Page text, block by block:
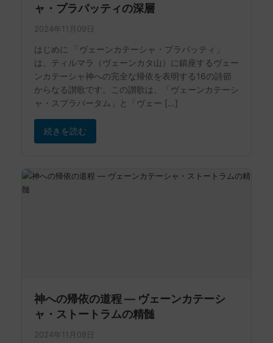
ャ・プラパッティの深層
2024年11月09日
はじめに 「ヴェーンカテーシャ・プラパッティ」
は、ティルマラ（ヴェーンカタ山）に鎮座するヴェー
ンカテーシャ神への完全な帰依を表明する16の詩節
からなる讃歌です。この讃歌は、「ヴェーンカテーシ
ャ・スプラバータム」と「ヴェー […]
続きを読む
神への帰依の道程 ― ヴェーンカテーシ
ャ・ストートラムの精髄
2024年11月08日